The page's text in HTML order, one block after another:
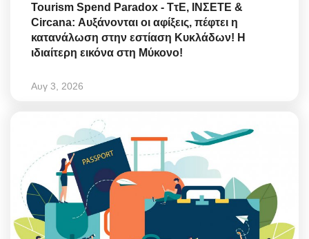
Tourism Spend Paradox - ΤτΕ, ΙΝΣΕΤΕ &
Circana: Αυξάνονται οι αφίξεις, πέφτει η
κατανάλωση στην εστίαση Κυκλάδων! Η
ιδιαίτερη εικόνα στη Μύκονο!
Αυγ 3, 2026